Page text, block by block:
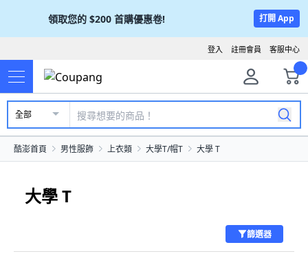
領取您的 $200 首購優惠卷! 打開 App
客服中心
註冊會員
登入
全部
酷澎首頁 男性服飾 上衣類 大學T/帽T 大學 T
大學 T
篩選器